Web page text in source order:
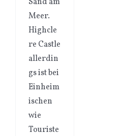
Meer.
Highcle
re Castle
allerdin
gs ist bei
Einheim
ischen
wie
Touriste